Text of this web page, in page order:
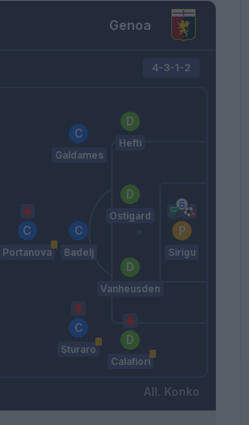
Genoa
4-3-1-2
Portanova
Sturaro
Badelj
Galdames
Calafiori
Vanheusden
Ostigard
Hefti
Sirigu
Konko